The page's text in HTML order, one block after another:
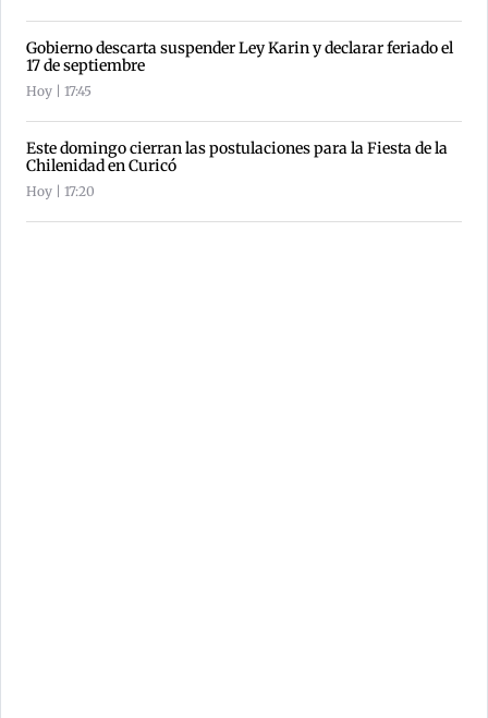
Gobierno descarta suspender Ley Karin y declarar feriado el
17 de septiembre
Hoy | 17:45
Este domingo cierran las postulaciones para la Fiesta de la
Chilenidad en Curicó
Hoy | 17:20